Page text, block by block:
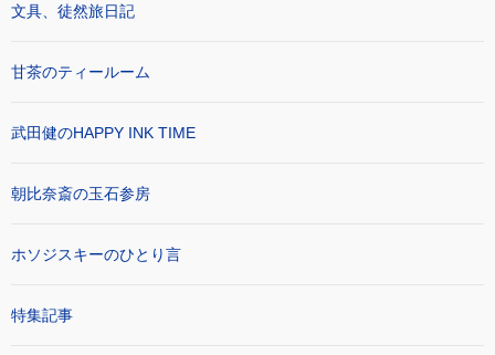
文具、徒然旅日記
甘茶のティールーム
武田健のHAPPY INK TIME
朝比奈斎の玉石参房
ホソジスキーのひとり言
特集記事